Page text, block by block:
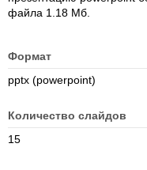
файла 1.18 Мб.
Формат
pptx (powerpoint)
Количество слайдов
15